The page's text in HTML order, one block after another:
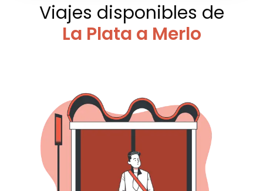
Viajes disponibles de
La Plata a Merlo